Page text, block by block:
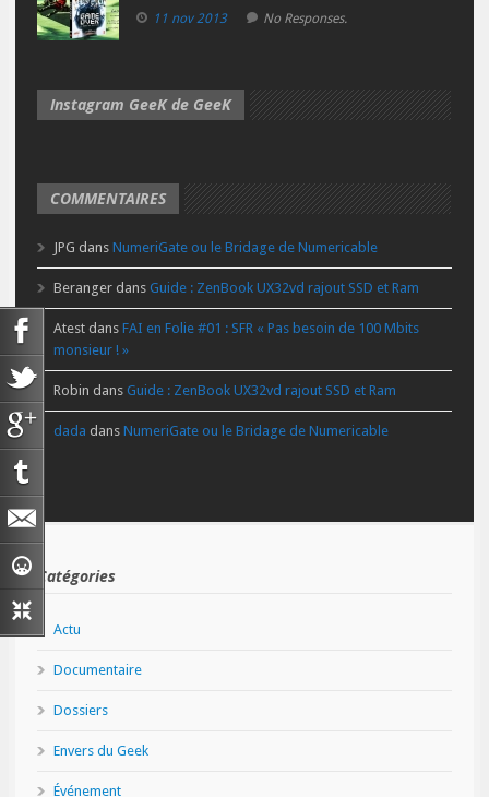
11 nov 2013 No Responses.
Instagram GeeK de GeeK
COMMENTAIRES
JPG dans NumeriGate ou le Bridage de Numericable
Beranger dans Guide : ZenBook UX32vd rajout SSD et Ram
Atest dans FAI en Folie #01 : SFR « Pas besoin de 100 Mbits
monsieur ! »
Robin dans Guide : ZenBook UX32vd rajout SSD et Ram
dada dans NumeriGate ou le Bridage de Numericable
Catégories
Actu
Documentaire
Dossiers
Envers du Geek
Événement